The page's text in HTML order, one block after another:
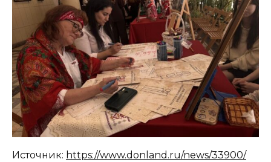
Источник: https://www.donland.ru/news/33900/